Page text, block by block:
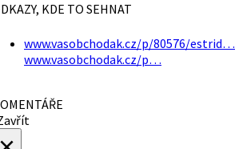
KDE TO SEHNAT
www.vasobchodak.cz/p/80576/estrid…
www.vasobchodak.cz/p…